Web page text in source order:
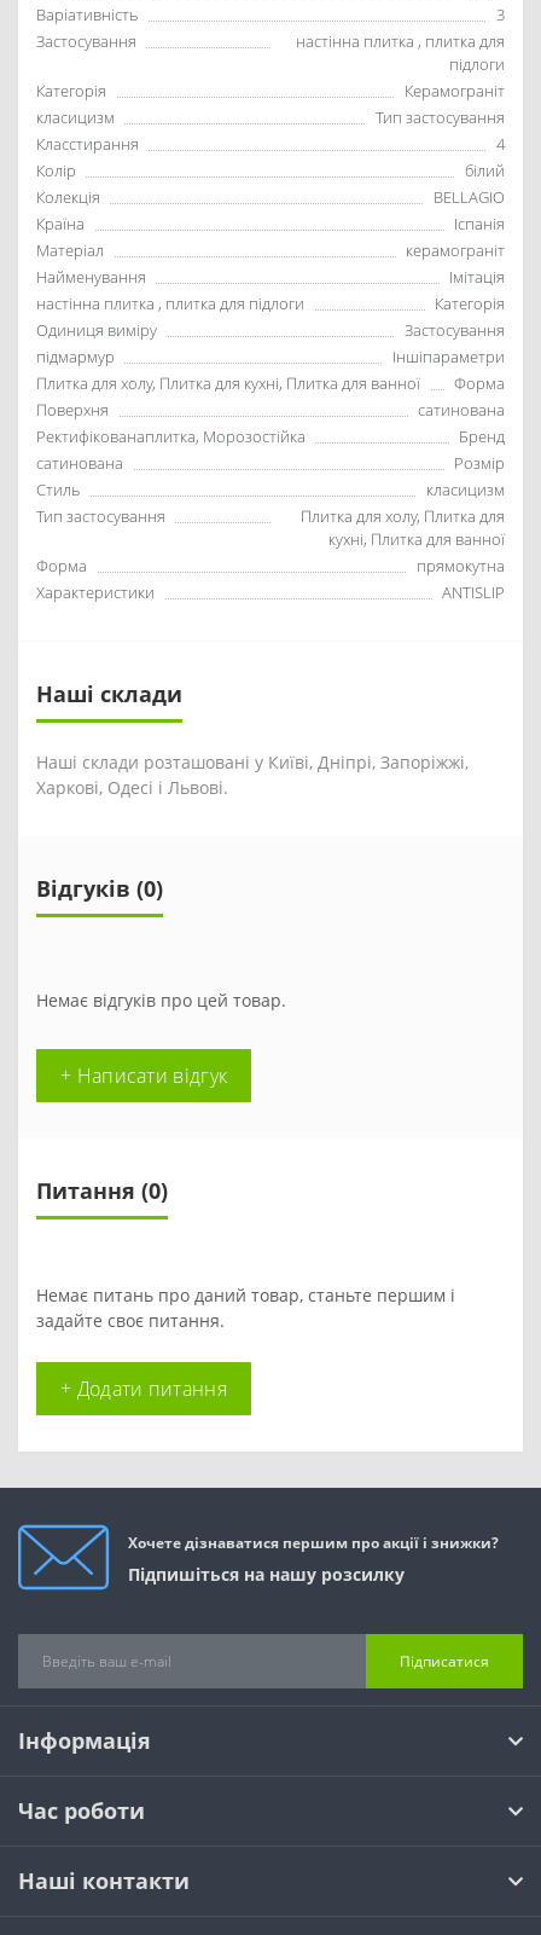
Варіативність
3
Застосування
настінна плитка , плитка для
підлоги
Категорія
Керамограніт
класицизм
Тип застосування
Класстирання
4
Колір
білий
Колекція
BELLAGIO
Країна
Іспанія
Матеріал
керамограніт
Найменування
Імітація
настінна плитка , плитка для підлоги
Категорія
Одиниця виміру
Застосування
підмармур
Іншіпараметри
Плитка для холу, Плитка для кухні, Плитка для ванної
Форма
Поверхня
сатинована
Ректифікованаплитка, Морозостійка
Бренд
сатинована
Розмір
Стиль
класицизм
Тип застосування
Плитка для холу, Плитка для
кухні, Плитка для ванної
Форма
прямокутна
Характеристики
ANTISLIP
Наші склади
Наші склади розташовані у Київі, Дніпрі, Запоріжжі,
Харкові, Одесі і Львові.
Відгуків (0)
Немає відгуків про цей товар.
+ Написати відгук
Питання (0)
Немає питань про даний товар, станьте першим і
задайте своє питання.
+ Додати питання
Хочете дізнаватися першим про акції і знижки?
Підпишіться на нашу розсилку
Підписатися
Інформація
Час роботи
Наші контакти